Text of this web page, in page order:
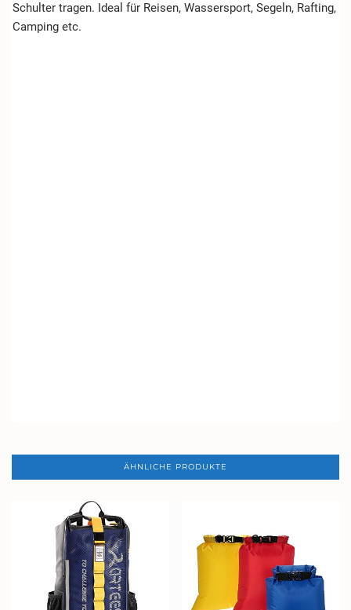
Schulter tragen. Ideal für Reisen, Wassersport, Segeln, Rafting,
Camping etc.
ÄHNLICHE PRODUKTE